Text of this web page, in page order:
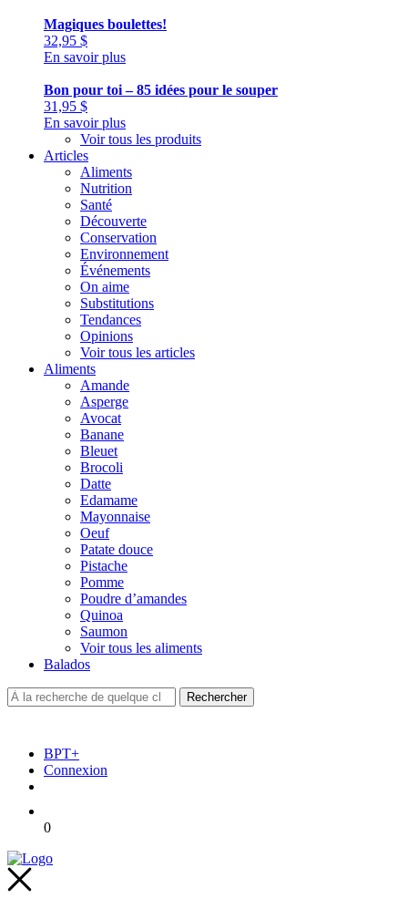
Magiques boulettes!
32,95 $
En savoir plus
Bon pour toi – 85 idées pour le souper
31,95 $
En savoir plus
Voir tous les produits
Articles
Aliments
Nutrition
Santé
Découverte
Conservation
Environnement
Événements
On aime
Substitutions
Tendances
Opinions
Voir tous les articles
Aliments
Amande
Asperge
Avocat
Banane
Bleuet
Brocoli
Datte
Edamame
Mayonnaise
Oeuf
Patate douce
Pistache
Pomme
Poudre d’amandes
Quinoa
Saumon
Voir tous les aliments
Balados
BPT+
Connexion
0